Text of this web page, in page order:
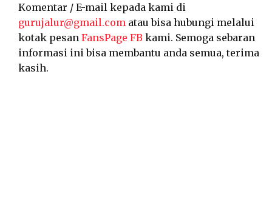
Komentar / E-mail kepada kami di
gurujalur@gmail.com atau bisa hubungi melalui
kotak pesan FansPage FB kami. Semoga sebaran
informasi ini bisa membantu anda semua, terima
kasih.